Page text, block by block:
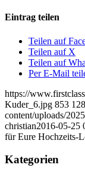
Eintrag teilen
Teilen auf
Teilen auf X
Teilen auf
Per E-Mail
https://
Kuder_6.jpg 853
content/uploads/
christian2016-05-25
für Eure Hochzeits-
Kategorien